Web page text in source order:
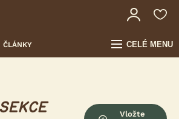
ČLÁNKY CELÉ MENU
Vložte